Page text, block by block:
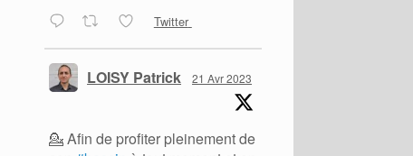
Twitter
LOISY Patrick 21 Avr 2023
💁 Afin de profiter pleinement de